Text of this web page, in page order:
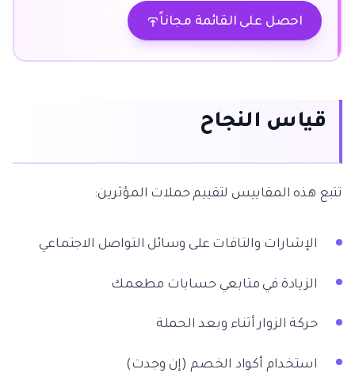
احصل على القائمة مجاناً
قياس النجاح
تتبع هذه المقاييس لتقييم حملات المؤثرين:
الإشارات والتاقات على وسائل التواصل الاجتماعي
الزيادة في متابعي حسابات مطعمك
حركة الزوار أثناء وبعد الحملة
استخدام أكواد الخصم (إن وجدت)